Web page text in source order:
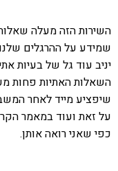
השירות הזה מעלה
שמידע על ההרגלים שלנו
יניב עוד גל של בעיות
השאלות האתיות פחות
שיפציע מייד לאחר
על זאת ועוד במאמר
כפי שאני רואה אותן.